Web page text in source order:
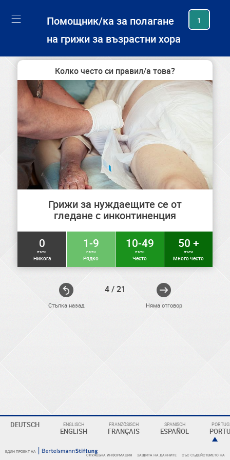
Помощник/ка за полагане
на грижи за възрастни хора
1
Стъпка назад
Колко често си правил/а това?
Грижи за нуждаещите се от
гледане с инконтиненция
0
пъти
Никога
1-9
пъти
Рядко
10-49
пъти
Често
50 +
пъти
Много често
4 / 21
Няма отговор
DEUTSCH ENGLISCH
ENGLISH
FRANZÖSISCH
FRANÇAIS
SPANISCH
ESPAÑOL
ЕДИН ПРОЕКТ НА
СЛУЖЕБНА ИНФОРМАЦИЯ ЗАЩИТА НА ДАННИТЕ СЪС СЪДЕЙСТВИЕТО НА
ELEKTRONIKER
Eine